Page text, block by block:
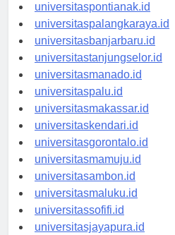
universitaspontianak.id
universitaspalangkaraya.id
universitasbanjarbaru.id
universitastanjungselor.id
universitasmanado.id
universitaspalu.id
universitasmakassar.id
universitaskendari.id
universitasgorontalo.id
universitasmamuju.id
universitasambon.id
universitasmaluku.id
universitassofifi.id
universitasjayapura.id